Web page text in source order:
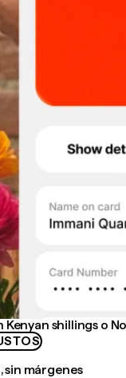
Kenyan shillings o
sin márgenes